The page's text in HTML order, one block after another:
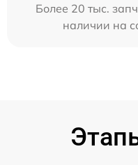
Более 20 тыс.
наличии на